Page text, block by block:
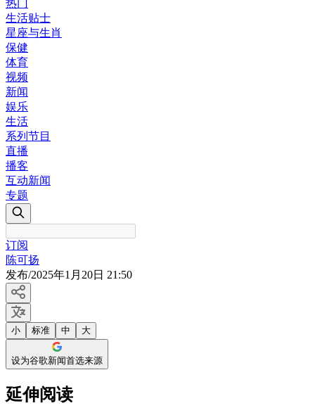
热门
生活贴士
星座与生肖
保健
体育
视频
新闻
娱乐
生活
系列节目
直播
播客
互动新闻
专题
订阅
陈可扬
发布/2025年1月20日 21:50
小 标准 中 大
设为谷歌新闻首选来源
延伸阅读